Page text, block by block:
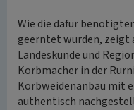
Wie die dafür
geerntet wurden, zeigt
Landeskunde und
Korbmacher in der
Korbweidenanbau mit
authentisch